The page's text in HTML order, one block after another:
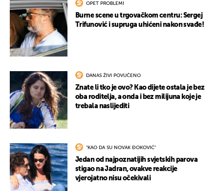
OPET PROBLEMI
Burne scene u trgovačkom centru: Sergej
Trifunović i supruga uhićeni nakon svađe!
DANAS ŽIVI POVUČENO
Znate li tko je ovo? Kao dijete ostala je bez
oba roditelja, a onda i bez milijuna koje je
trebala naslijediti
"KAO DA SU NOVAK ĐOKOVIĆ"
Jedan od najpoznatijih svjetskih parova
stigao na Jadran, ovakve reakcije
vjerojatno nisu očekivali